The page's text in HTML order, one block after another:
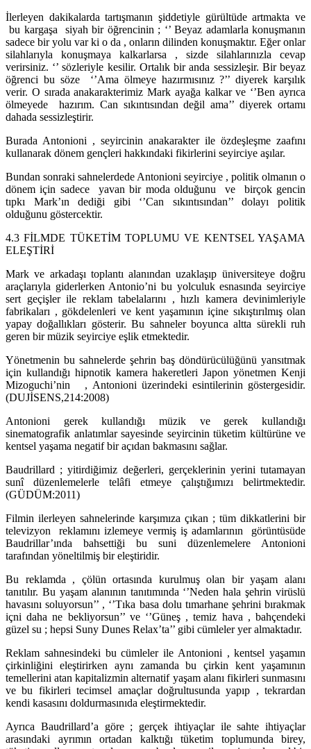
İlerleyen dakikalarda tartışmanın şiddetiyle gürültüde artmakta ve
bu kargaşa siyah bir öğrencinin ; ‘’ Beyaz adamlarla konuşmanın
sadece bir yolu var ki o da , onların dilinden konuşmaktır. Eğer onlar
silahlarıyla konuşmaya kalkarlarsa , sizde silahlarınızla cevap
verirsiniz. ‘’ sözleriyle kesilir. Ortalık bir anda sessizleşir. Bir beyaz
öğrenci bu söze ‘’Ama ölmeye hazırmısınız ?’’ diyerek karşılık
verir. O sırada anakarakterimiz Mark ayağa kalkar ve ‘’Ben ayrıca
ölmeyede hazırım. Can sıkıntısından değil ama’’ diyerek ortamı
dahada sessizleştirir.
Burada Antonioni , seyircinin anakarakter ile özdeşleşme zaafını
kullanarak dönem gençleri hakkındaki fikirlerini seyirciye aşılar.
Bundan sonraki sahnelerdede Antonioni seyirciye , politik olmanın o
dönem için sadece yavan bir moda olduğunu ve birçok gencin
tıpkı Mark’ın dediği gibi ‘’Can sıkıntısından’’ dolayı politik
olduğunu göstercektir.
4.3 FİLMDE TÜKETİM TOPLUMU VE KENTSEL YAŞAMA
ELEŞTİRİ
Mark ve arkadaşı toplantı alanından uzaklaşıp üniversiteye doğru
araçlarıyla giderlerken Antonio’ni bu yolculuk esnasında seyirciye
sert geçişler ile reklam tabelalarını , hızlı kamera devinimleriyle
fabrikaları , gökdelenleri ve kent yaşamının içine sıkıştırılmış olan
yapay doğallıkları gösterir. Bu sahneler boyunca altta sürekli ruh
geren bir müzik seyirciye eşlik etmektedir.
Yönetmenin bu sahnelerde şehrin baş döndürücülüğünü yansıtmak
için kullandığı hipnotik kamera hakeretleri Japon yönetmen Kenji
Mizoguchi’nin , Antonioni üzerindeki esintilerinin göstergesidir.
(DUJİSENS,214:2008)
Antonioni gerek kullandığı müzik ve gerek kullandığı
sinematografik anlatımlar sayesinde seyircinin tüketim kültürüne ve
kentsel yaşama negatif bir açıdan bakmasını sağlar.
Baudrillard ; yitirdiğimiz değerleri, gerçeklerinin yerini tutamayan
sunî düzenlemelerle telâfi etmeye çalıştığımızı belirtmektedir.
(GÜDÜM:2011)
Filmin ilerleyen sahnelerinde karşımıza çıkan ; tüm dikkatlerini bir
televizyon reklamını izlemeye vermiş iş adamlarının görüntüsüde
Baudrillar’ında bahsettiği bu suni düzenlemelere Antonioni
tarafından yöneltilmiş bir eleştiridir.
Bu reklamda , çölün ortasında kurulmuş olan bir yaşam alanı
tanıtılır. Bu yaşam alanının tanıtımında ‘’Neden hala şehrin virüslü
havasını soluyorsun’’ , ‘’Tıka basa dolu tımarhane şehrini bırakmak
içni daha ne bekliyorsun’’ ve ‘’Güneş , temiz hava , bahçendeki
güzel su ; hepsi Suny Dunes Relax’ta’’ gibi cümleler yer almaktadır.
Reklam sahnesindeki bu cümleler ile Antonioni , kentsel yaşamın
çirkinliğini eleştirirken aynı zamanda bu çirkin kent yaşamının
temellerini atan kapitalizmin alternatif yaşam alanı fikirleri sunmasını
ve bu fikirleri tecimsel amaçlar doğrultusunda yapıp , tekrardan
kendi kasasını doldurmasınıda eleştirmektedir.
Ayrıca Baudrillard’a göre ; gerçek ihtiyaçlar ile sahte ihtiyaçlar
arasındaki ayrımın ortadan kalktığı tüketim toplumunda birey,